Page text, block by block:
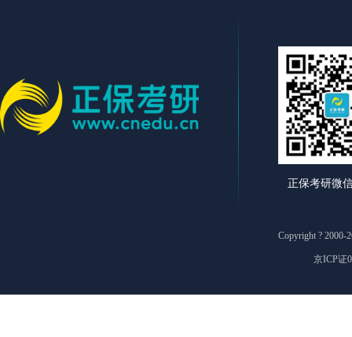
正保考研微
Copyright ?
京ICP证